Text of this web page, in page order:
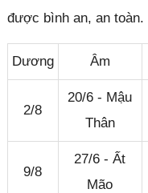
được bình an, an toàn.
Dương Âm
2/8
20/6 - Mậu
Thân
9/8
27/6 - Ất
Mão